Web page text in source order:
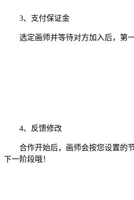
3、支付保证金
选定画师并等待对方加入后，第一
4、反馈修改
合作开始后，画师会按您设置的节
下一阶段哦！